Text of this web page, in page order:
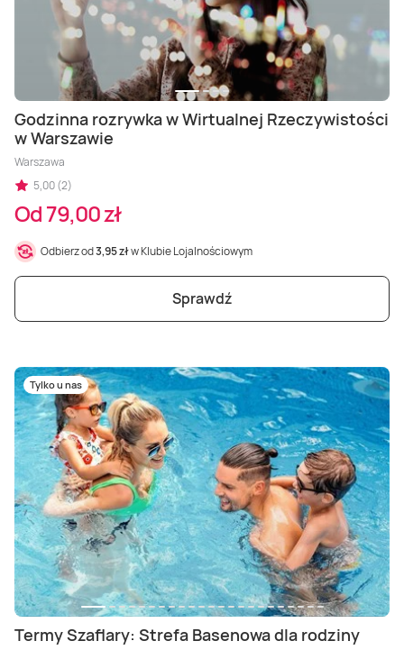
Godzinna rozrywka w Wirtualnej Rzeczywistości
w Warszawie
Warszawa
5,00 (2)
Od 79,00 zł
Odbierz od3,95 złw Klubie Lojalnościowym
Sprawdź
Tylko u nas
Termy Szaflary: Strefa Basenowa dla rodziny